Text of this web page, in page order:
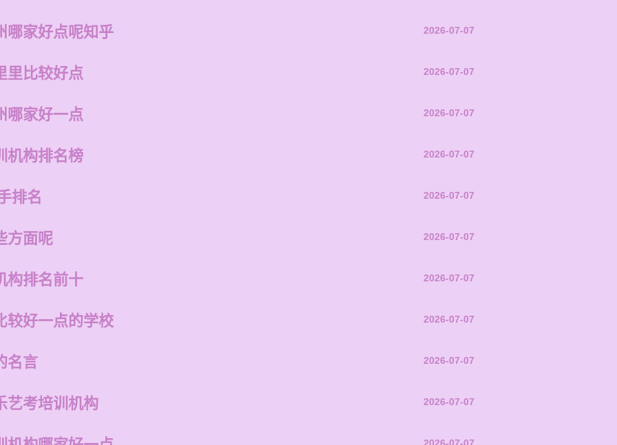
哪家好点呢知乎 2026-07-07
里比较好点 2026-07-07
哪家好一点 2026-07-07
机构排名榜 2026-07-07
排名 2026-07-07
方面呢 2026-07-07
构排名前十 2026-07-07
较好一点的学校 2026-07-07
名言 2026-07-07
艺考培训机构 2026-07-07